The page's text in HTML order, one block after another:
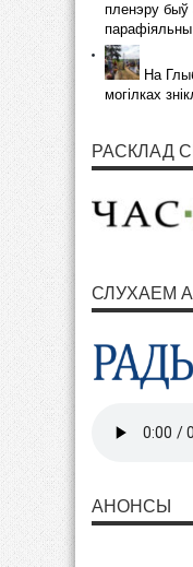
пленэру быў
На
могілках
РАСКЛАД
СЛУХАЕМ
АНОНСЫ